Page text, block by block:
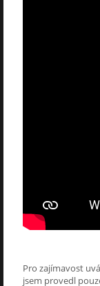
Pro zajímavost
jsem provedl